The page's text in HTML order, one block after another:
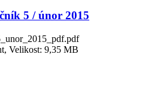
5 / únor 2015
Velikost: 9,35 MB